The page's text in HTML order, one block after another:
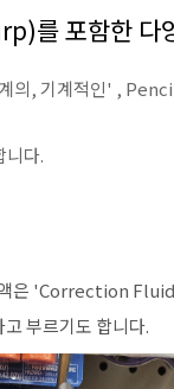
를 포함한 다
, 기계적인' , Pencil
니다.
은 'Correction
부르기도 합니다.